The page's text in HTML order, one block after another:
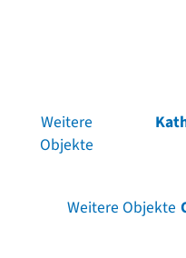
Weitere
Objekte
Weitere Objekte